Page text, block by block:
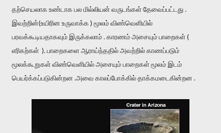
தற்செயலாக உண்டாக பல மில்லியன் வருடங்கள் தேவைப்பட்டது .
இவற்றின்(உயிரின உருவாக்க ) மூலம் விண்வெளியில்
பரவக்கூடியதாகவும் இருக்கலாம் . காரணம் அசையும் பாறைகள் (
எரிகற்கள் ). பாறைகளை ஆராய்ந்ததில் அவற்றில் காணப்படும்
மூலக்கூறுகள் விண்வெளியில் அசையும் பாறைகள் மூலம் இடம்
பெயர்க்கப்படுகின்றன .அவை காலப்போக்கில் தாக்கமடைகின்றன .